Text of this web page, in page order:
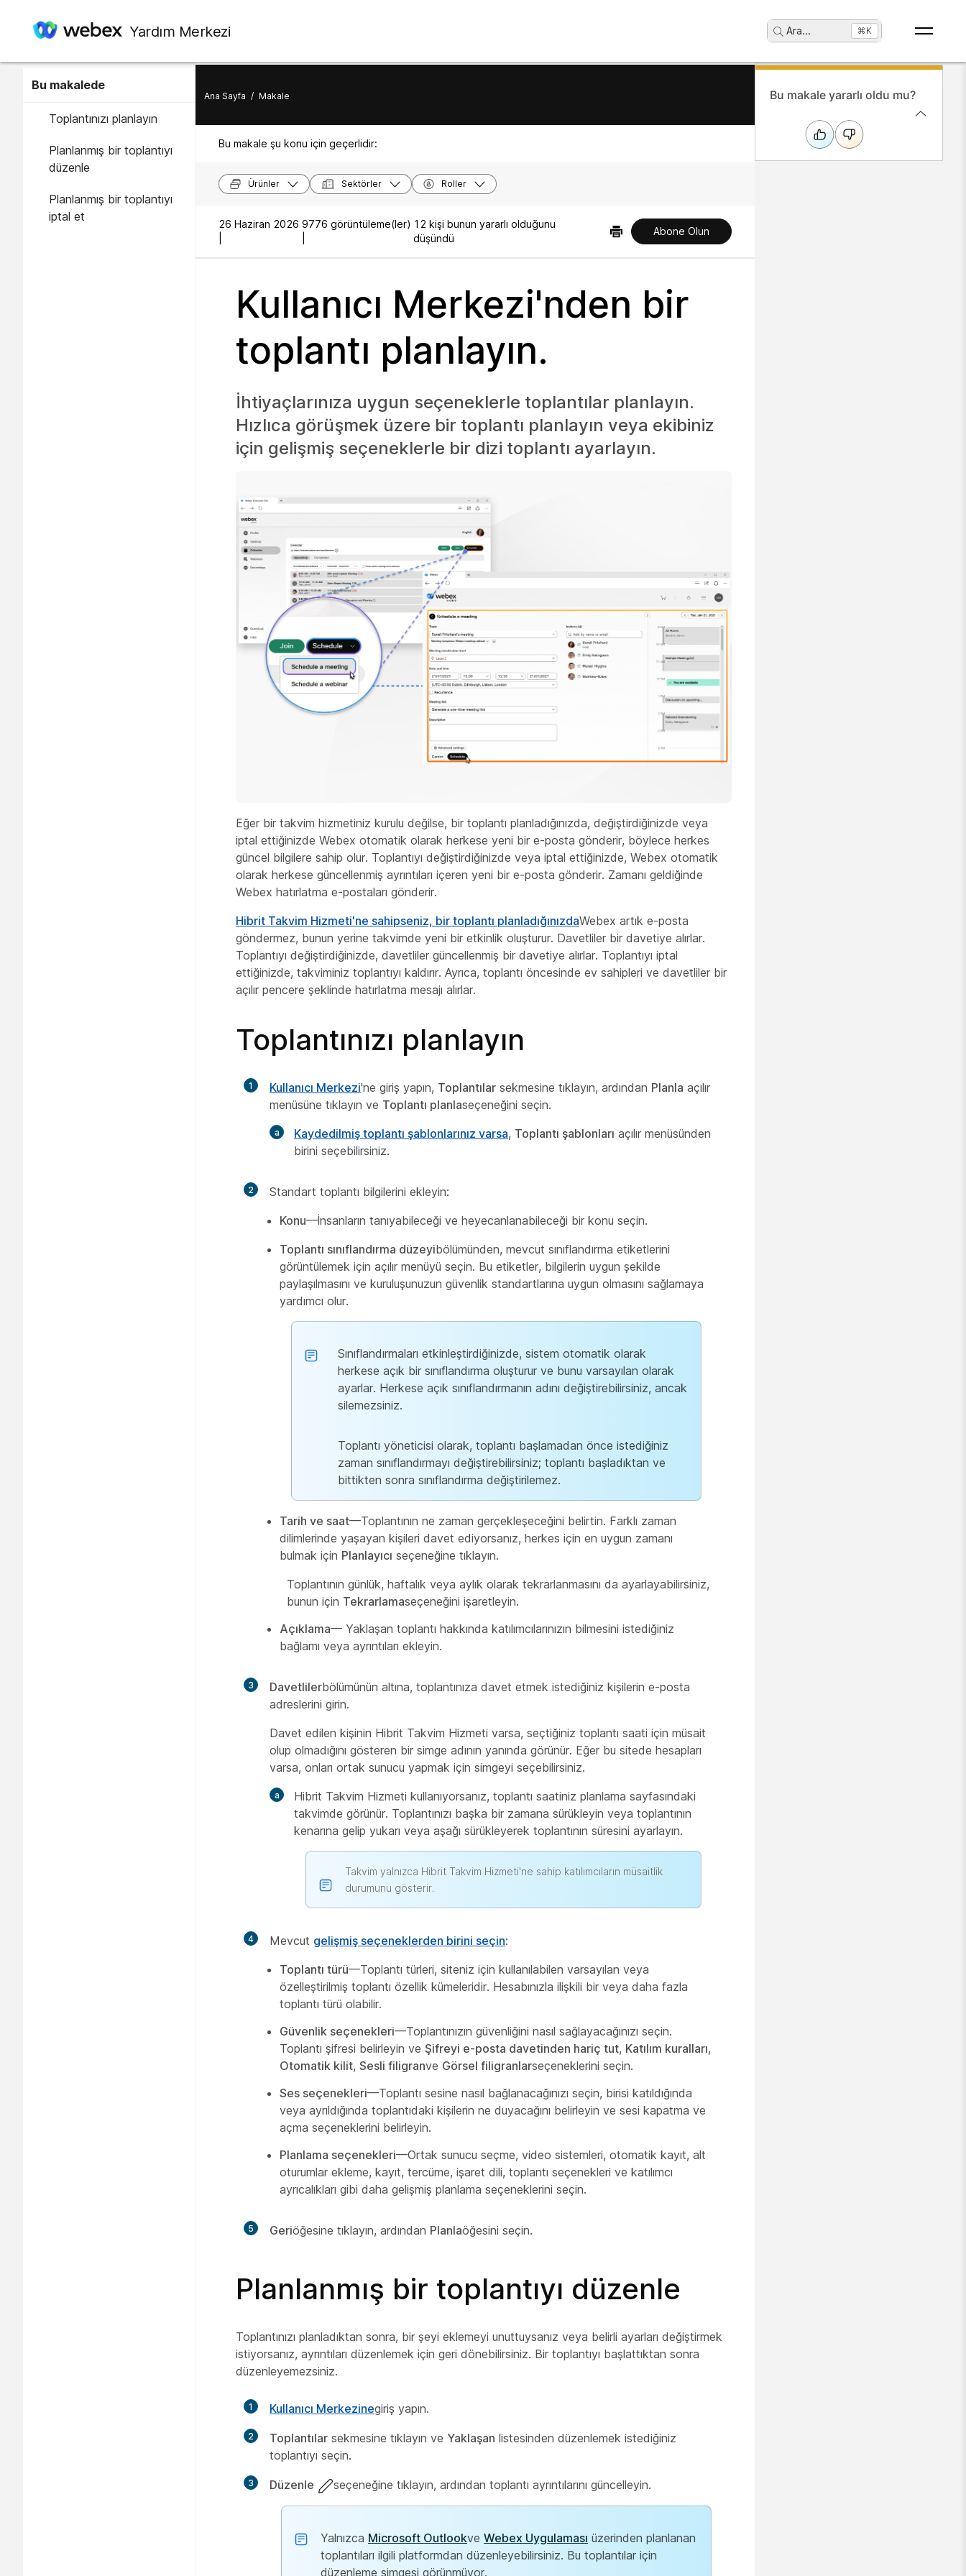
Yardım Merkezi Ara... ⌘K
Bu makalede
Toplantınızı planlayın
Planlanmış bir toplantıyı
düzenle
Planlanmış bir toplantıyı
iptal et
Ana Sayfa / Makale
Bu makale şu konu için geçerlidir:
Ürünler Sektörler Roller
26 Haziran 2026 9776 görüntüleme(ler) 12 kişi bunun yararlı olduğunu
düşündü
Abone Olun
Kullanıcı Merkezi'nden bir
toplantı planlayın.
İhtiyaçlarınıza uygun seçeneklerle toplantılar planlayın.
Hızlıca görüşmek üzere bir toplantı planlayın veya ekibiniz
için gelişmiş seçeneklerle bir dizi toplantı ayarlayın.
Eğer bir takvim hizmetiniz kurulu değilse, bir toplantı planladığınızda, değiştirdiğinizde veya
iptal ettiğinizde Webex otomatik olarak herkese yeni bir e-posta gönderir, böylece herkes
güncel bilgilere sahip olur. Toplantıyı değiştirdiğinizde veya iptal ettiğinizde, Webex otomatik
olarak herkese güncellenmiş ayrıntıları içeren yeni bir e-posta gönderir. Zamanı geldiğinde
Webex hatırlatma e-postaları gönderir.
Hibrit Takvim Hizmeti'ne sahipseniz, bir toplantı planladığınızdaWebex artık e-posta
göndermez, bunun yerine takvimde yeni bir etkinlik oluşturur. Davetliler bir davetiye alırlar.
Toplantıyı değiştirdiğinizde, davetliler güncellenmiş bir davetiye alırlar. Toplantıyı iptal
ettiğinizde, takviminiz toplantıyı kaldırır. Ayrıca, toplantı öncesinde ev sahipleri ve davetliler bir
açılır pencere şeklinde hatırlatma mesajı alırlar.
Toplantınızı planlayın
1 Kullanıcı Merkezi'ne giriş yapın, Toplantılar sekmesine tıklayın, ardından Planla açılır
menüsüne tıklayın ve Toplantı planlaseçeneğini seçin.
Kaydedilmiş toplantı şablonlarınız varsa, Toplantı şablonları açılır menüsünden
birini seçebilirsiniz.
2
Standart toplantı bilgilerini ekleyin:
Konu—İnsanların tanıyabileceği ve heyecanlanabileceği bir konu seçin.
Toplantı sınıflandırma düzeyibölümünden, mevcut sınıflandırma etiketlerini
görüntülemek için açılır menüyü seçin. Bu etiketler, bilgilerin uygun şekilde
paylaşılmasını ve kuruluşunuzun güvenlik standartlarına uygun olmasını sağlamaya
yardımcı olur.
Sınıflandırmaları etkinleştirdiğinizde, sistem otomatik olarak
herkese açık bir sınıflandırma oluşturur ve bunu varsayılan olarak
ayarlar. Herkese açık sınıflandırmanın adını değiştirebilirsiniz, ancak
silemezsiniz.
Toplantı yöneticisi olarak, toplantı başlamadan önce istediğiniz
zaman sınıflandırmayı değiştirebilirsiniz; toplantı başladıktan ve
bittikten sonra sınıflandırma değiştirilemez.
Tarih ve saat—Toplantının ne zaman gerçekleşeceğini belirtin. Farklı zaman
dilimlerinde yaşayan kişileri davet ediyorsanız, herkes için en uygun zamanı
bulmak için Planlayıcı seçeneğine tıklayın.
Toplantının günlük, haftalık veya aylık olarak tekrarlanmasını da ayarlayabilirsiniz,
bunun için Tekrarlamaseçeneğini işaretleyin.
Açıklama— Yaklaşan toplantı hakkında katılımcılarınızın bilmesini istediğiniz
bağlamı veya ayrıntıları ekleyin.
3 Davetlilerbölümünün altına, toplantınıza davet etmek istediğiniz kişilerin e-posta
adreslerini girin.
Davet edilen kişinin Hibrit Takvim Hizmeti varsa, seçtiğiniz toplantı saati için müsait
olup olmadığını gösteren bir simge adının yanında görünür. Eğer bu sitede hesapları
varsa, onları ortak sunucu yapmak için simgeyi seçebilirsiniz.
Hibrit Takvim Hizmeti kullanıyorsanız, toplantı saatiniz planlama sayfasındaki
takvimde görünür. Toplantınızı başka bir zamana sürükleyin veya toplantının
kenarına gelip yukarı veya aşağı sürükleyerek toplantının süresini ayarlayın.
Takvim yalnızca Hibrit Takvim Hizmeti'ne sahip katılımcıların müsaitlik
durumunu gösterir.
4 Mevcut gelişmiş seçeneklerden birini seçin:
Toplantı türü—Toplantı türleri, siteniz için kullanılabilen varsayılan veya
özelleştirilmiş toplantı özellik kümeleridir. Hesabınızla ilişkili bir veya daha fazla
toplantı türü olabilir.
Güvenlik seçenekleri—Toplantınızın güvenliğini nasıl sağlayacağınızı seçin.
Toplantı şifresi belirleyin ve Şifreyi e-posta davetinden hariç tut, Katılım kuralları,
Otomatik kilit, Sesli filigranve Görsel filigranlarseçeneklerini seçin.
Ses seçenekleri—Toplantı sesine nasıl bağlanacağınızı seçin, birisi katıldığında
veya ayrıldığında toplantıdaki kişilerin ne duyacağını belirleyin ve sesi kapatma ve
açma seçeneklerini belirleyin.
Planlama seçenekleri—Ortak sunucu seçme, video sistemleri, otomatik kayıt, alt
oturumlar ekleme, kayıt, tercüme, işaret dili, toplantı seçenekleri ve katılımcı
ayrıcalıkları gibi daha gelişmiş planlama seçeneklerini seçin.
5 Geriöğesine tıklayın, ardından Planlaöğesini seçin.
Planlanmış bir toplantıyı düzenle
Toplantınızı planladıktan sonra, bir şeyi eklemeyi unuttuysanız veya belirli ayarları değiştirmek
istiyorsanız, ayrıntıları düzenlemek için geri dönebilirsiniz. Bir toplantıyı başlattıktan sonra
düzenleyemezsiniz.
1 Kullanıcı Merkezinegiriş yapın.
2 Toplantılar sekmesine tıklayın ve Yaklaşan listesinden düzenlemek istediğiniz
toplantıyı seçin.
3 Düzenle seçeneğine tıklayın, ardından toplantı ayrıntılarını güncelleyin.
Yalnızca Microsoft Outlookve Webex Uygulaması üzerinden planlanan
toplantıları ilgili platformdan düzenleyebilirsiniz. Bu toplantılar için
düzenleme simgesi görünmüyor.
Bu makale yararlı oldu mu?